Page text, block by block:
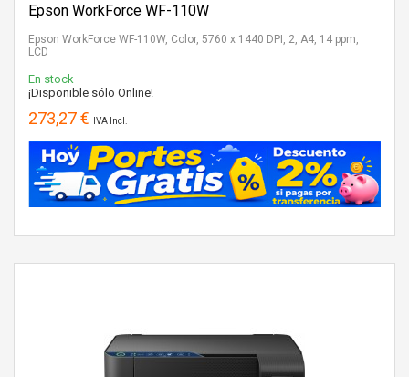
Epson WorkForce WF-110W
Epson WorkForce WF-110W, Color, 5760 x 1440 DPI, 2, A4, 14 ppm,
LCD
En stock
¡Disponible sólo Online!
273,27 € IVA Incl.